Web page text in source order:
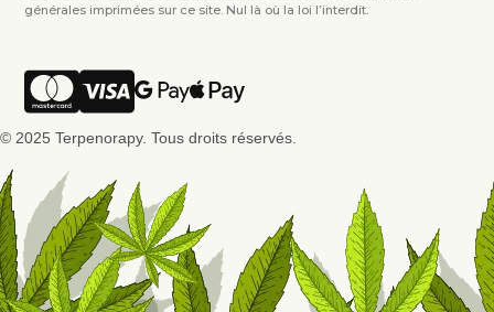
générales imprimées sur ce site. Nul là où la loi l’interdit.
© 2025 Terpenorapy. Tous droits réservés.